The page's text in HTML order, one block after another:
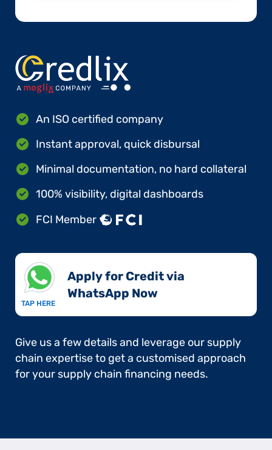
An ISO certified company
Instant approval, quick disbursal
Minimal documentation, no hard collateral
100% visibility, digital dashboards
FCI Member
TAP HERE
Apply for Credit via
WhatsApp Now​
Give us a few details and leverage our supply
chain expertise to get a customised approach
for your supply chain financing needs.